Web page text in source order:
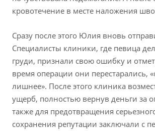
кровотечение в месте наложения
Сразу после этого Юлия вновь
Специалисты клиники, где певица
груди, признали свою ошибку и
время операции они перестарались,
лишнее». После этого клиника
ущерб, полностью вернув деньги за
также для предотвращения
сохранения репутации заключали с